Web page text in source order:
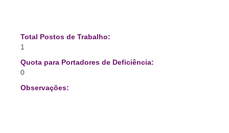
Total Postos de Trabalho:
1
Quota para Portadores de Deficiência:
0
Observações: